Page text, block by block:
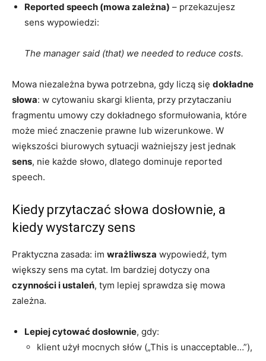
Reported speech (mowa zależna) – przekazujesz
sens wypowiedzi:
The manager said (that) we needed to reduce costs.
Mowa niezależna bywa potrzebna, gdy liczą się dokładne
słowa: w cytowaniu skargi klienta, przy przytaczaniu
fragmentu umowy czy dokładnego sformułowania, które
może mieć znaczenie prawne lub wizerunkowe. W
większości biurowych sytuacji ważniejszy jest jednak
sens, nie każde słowo, dlatego dominuje reported
speech.
Kiedy przytaczać słowa dosłownie, a
kiedy wystarczy sens
Praktyczna zasada: im wrażliwsza wypowiedź, tym
większy sens ma cytat. Im bardziej dotyczy ona
czynności i ustaleń, tym lepiej sprawdza się mowa
zależna.
Lepiej cytować dosłownie, gdy:
klient użył mocnych słów („This is unacceptable…”),